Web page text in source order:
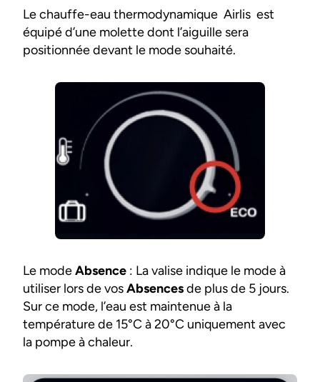
Le chauffe-eau thermodynamique Airlis est
équipé d’une molette dont l’aiguille sera
positionnée devant le mode souhaité.
Le modeAbsence : La valise indique le mode à
utiliser lors de vosAbsencesde plus de 5 jours.
Sur ce mode, l’eau est maintenue à la
température de 15°C à 20°C uniquement avec
la pompe à chaleur.